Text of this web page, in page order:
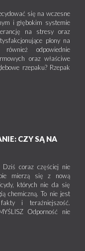
się na wczesne
i głębokim systemie
na stresy oraz
plony na
odpowiednie
oraz właściwe
rzepaku? Rzepak
CZY SĄ NA
Dziś coraz częściej nie
mierzą się z nową
których nie da się
chemiczną. To nie jest
i teraźniejszość.
Odporność nie